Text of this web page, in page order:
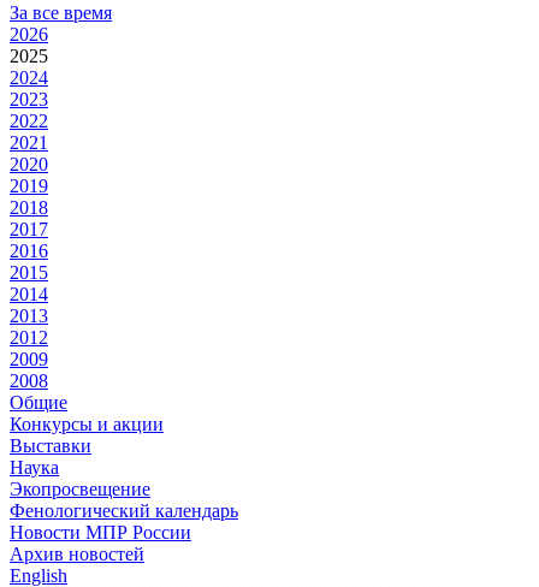
За все время
2026
2025
2024
2023
2022
2021
2020
2019
2018
2017
2016
2015
2014
2013
2012
2009
2008
Общие
Конкурсы и акции
Выставки
Наука
Экопросвещение
Фенологический календарь
Новости МПР России
Архив новостей
English